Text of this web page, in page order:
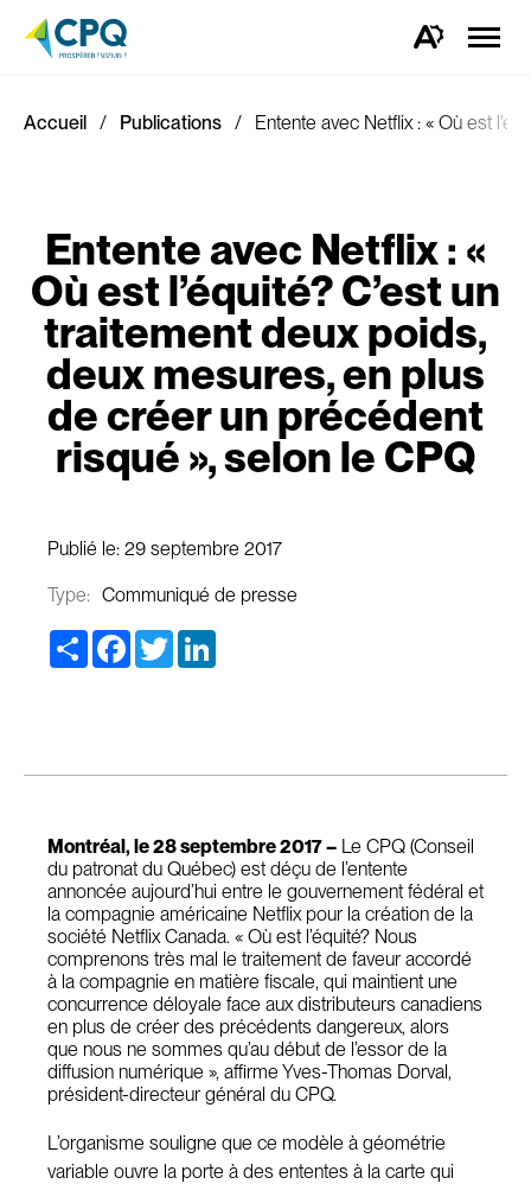
Ouvrez
d'accessibilité.
la
Accueil Publications Entente avec Netflix : « Où est
Entente avec Netflix : «
Où est l’équité? C’est un
traitement deux poids,
deux mesures, en plus
de créer un précédent
risqué », selon le CPQ
Publié le: 29 septembre 2017
Type: Communiqué de presse
Share Facebook
Twitter
Montréal, le 28 septembre 2017 – Le CPQ (Conseil
du patronat du Québec) est déçu de l’entente
annoncée aujourd’hui entre le gouvernement fédéral et
la compagnie américaine Netflix pour la création de la
société Netflix Canada. « Où est l’équité? Nous
comprenons très mal le traitement de faveur accordé
à la compagnie en matière fiscale, qui maintient une
concurrence déloyale face aux distributeurs canadiens
en plus de créer des précédents dangereux, alors
que nous ne sommes qu’au début de l’essor de la
diffusion numérique », affirme Yves-Thomas Dorval,
président-directeur général du CPQ.
L’organisme souligne que ce modèle à géométrie
variable ouvre la porte à des ententes à la carte qui